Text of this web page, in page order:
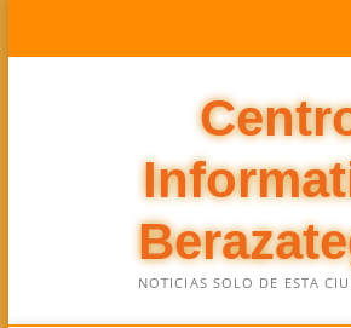
NOTICIAS SOLO DE ESTA